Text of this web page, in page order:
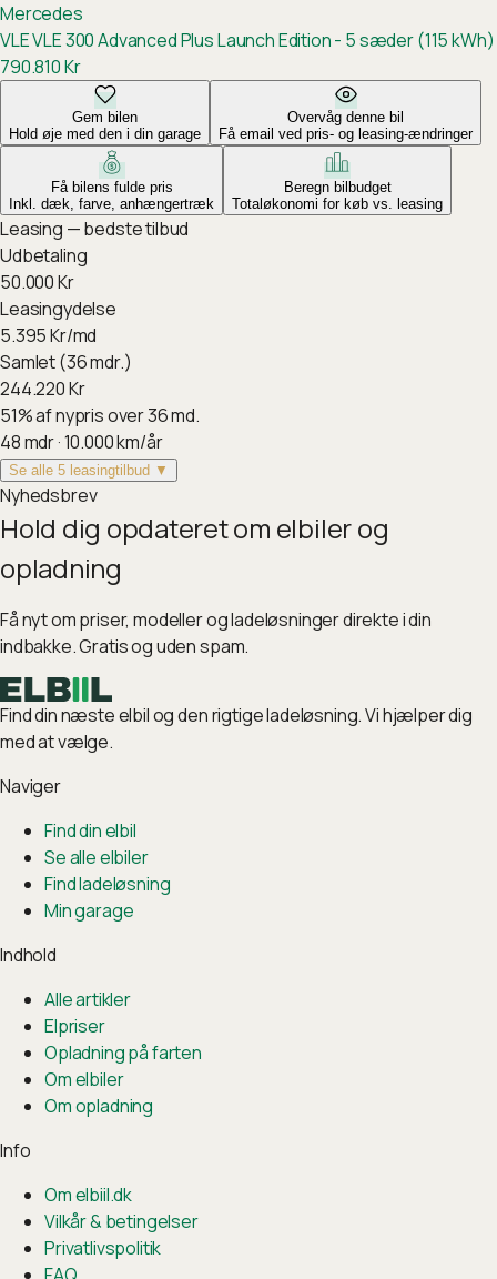
Mercedes
VLEVLE 300 Advanced Plus Launch Edition - 5 sæder (115 kWh)
790.810Kr
Gem bilen
Hold øje med den i din garage
Overvåg denne bil
Få email ved pris- og leasing-ændringer
Få bilens fulde pris
Inkl. dæk, farve, anhængertræk
Beregn bilbudget
Totaløkonomi for køb vs. leasing
Leasing — bedste tilbud
Udbetaling
50.000Kr
Leasingydelse
5.395Kr/md
Samlet (36 mdr.)
244.220Kr
51%af nypris over 36 md.
48mdr ·10.000km/år
Se alle 5 leasingtilbud ▼
Nyhedsbrev
Hold dig opdateret om elbiler og
opladning
Få nyt om priser, modeller og ladeløsninger direkte i din
indbakke. Gratis og uden spam.
Find din næste elbil og den rigtige ladeløsning. Vi hjælper dig
med at vælge.
Naviger
Find din elbil
Se alle elbiler
Find ladeløsning
Min garage
Indhold
Alle artikler
Elpriser
Opladning på farten
Om elbiler
Om opladning
Info
Om elbiil.dk
Vilkår & betingelser
Privatlivspolitik